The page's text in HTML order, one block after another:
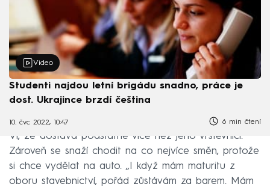
Video
Studenti najdou letní brigádu snadno, práce je
dost. Ukrajince brzdí čeština
10. čvc 2022, 10:47 6 min čtení
Ví, že dostává podstatně více než jeho vrstevníci.
Zároveň se snaží chodit na co nejvíce směn, protože
si chce vydělat na auto. „I když mám maturitu z
oboru stavebnictví, pořád zůstávám za barem. Mám